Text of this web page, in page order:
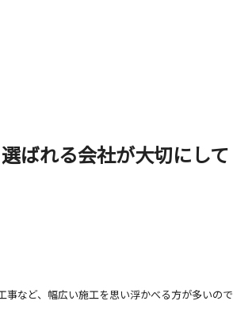
ばれる会社が大切にして
など、幅広い施工を思い浮かべる方が多いので